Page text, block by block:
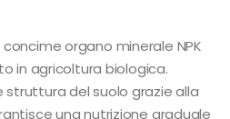
concime organo minerale NPK
in agricoltura biologica.
struttura del suolo grazie alla
una nutrizione graduale